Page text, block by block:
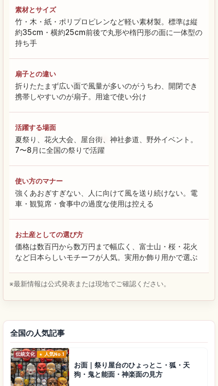
素材とサイズ
竹・木・紙・ポリプロピレンなど軽い素材製。標準は縦
約35cm・横約25cm前後で丸形や楕円形の面に一体型の
持ち手
扇子との違い
折りたたまず広い面で風量が多いのがうちわ、開閉でき
携帯しやすいのが扇子。用途で使い分け
活躍する場面
夏祭り、花火大会、屋台街、神社参道、野外イベント。
7〜8月に全国の祭りで活躍
使い方のマナー
強くあおぎすぎない、人に向けて風を送り続けない。電
車・観覧席・食事中の過度な使用は控える
お土産としての選び方
価格は数百円から数万円まで幅広く、富士山・桜・花火
など日本らしいモチーフが人気。実用か飾り用かで選ぶ
※最新情報は公式発表または現地でご確認ください。
全国の人気記事
伝統文化 人気No.1
お面｜祭り屋台のひょっとこ・狐・天
狗・鬼と能面・神楽面の見方